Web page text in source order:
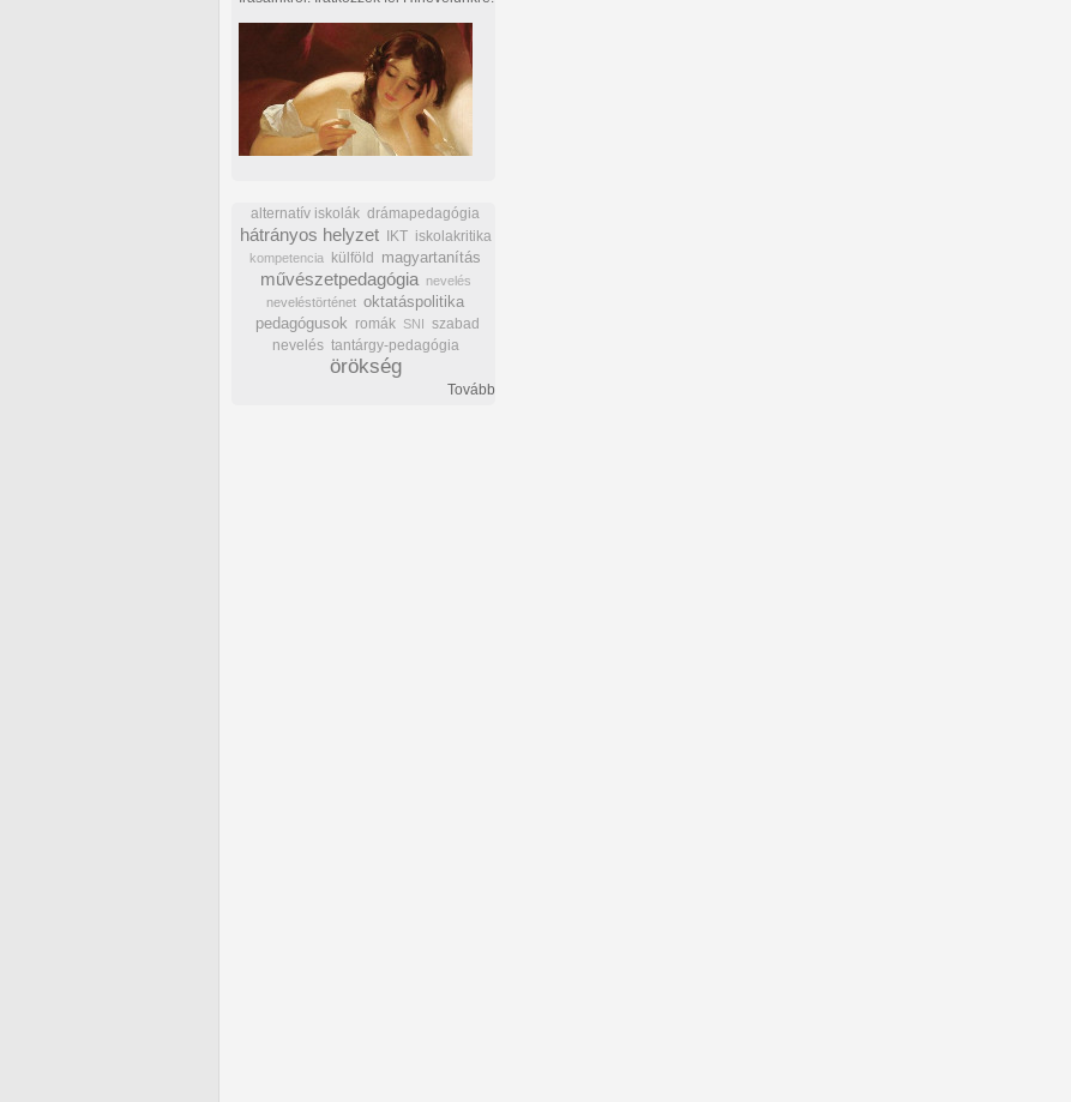
alternatív iskolák drámapedagógia
hátrányos helyzet IKT iskolakritika
kompetencia külföld magyartanítás
művészetpedagógia
nevelés
neveléstörténet oktatáspolitika
pedagógusok romák SNI szabad
nevelés tantárgy-pedagógia
örökség
Tovább